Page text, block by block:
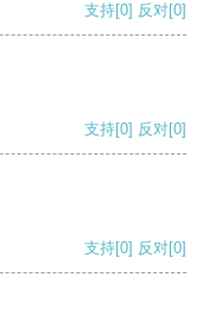
支持[0] 反对[0]
支持[0] 反对[0]
支持[0] 反对[0]